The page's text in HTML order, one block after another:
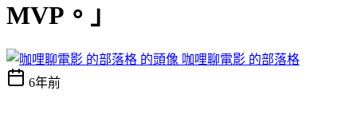
MVP。」
咖哩聊電影 的部落格
6年前